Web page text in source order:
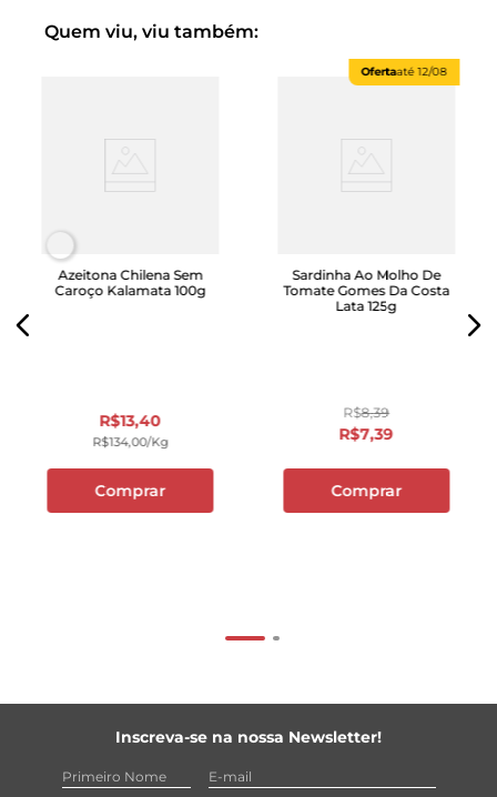
Quem viu, viu também:
Azeitona Chilena Sem
Caroço Kalamata 100g
R$13,40
R$134,00/kg
Comprar
Ofertaaté12/08
Sardinha Ao Molho De
Tomate Gomes Da Costa
Lata 125g
R$8,39
R$7,39
Comprar
Inscreva-se na nossa Newsletter!